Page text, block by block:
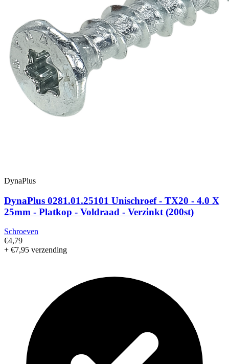
DynaPlus
DynaPlus 0281.01.25101 Unischroef - TX20 - 4.0 X
25mm - Platkop - Voldraad - Verzinkt (200st)
Schroeven
€4,79
+ €7,95 verzending